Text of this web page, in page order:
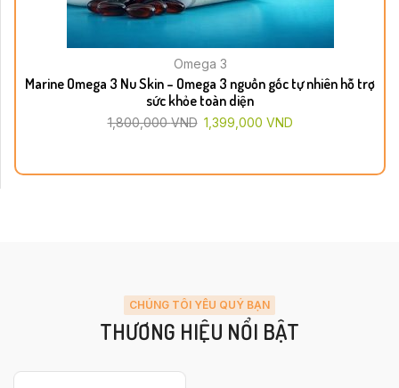
Omega 3
Marine Omega 3 Nu Skin – Omega 3 nguồn gốc tự nhiên hỗ trợ
sức khỏe toàn diện
1,800,000VND 1,399,000 VND
CHÚNG TÔI YÊU QUÝ BẠN
THƯƠNG HIỆU NỔI BẬT